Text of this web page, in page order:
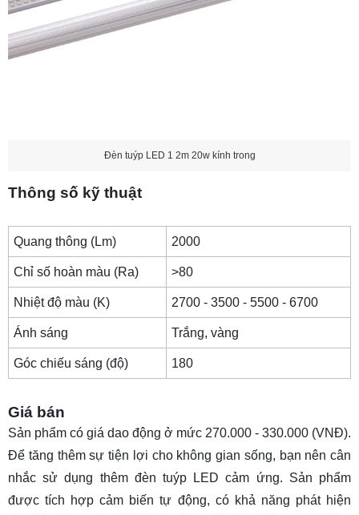
Đèn tuýp LED 1 2m 20w kính trong
Thông số kỹ thuật
Quang thông (Lm) 2000
Chỉ số hoàn màu (Ra) >80
Nhiệt độ màu (K) 2700 - 3500 - 5500 - 6700
Ánh sáng Trắng, vàng
Góc chiếu sáng (độ) 180
Giá bán
Sản phẩm có giá dao động ở mức 270.000 - 330.000 (VNĐ).
Để tăng thêm sự tiện lợi cho không gian sống, bạn nên cân
nhắc sử dụng thêm đèn tuýp LED cảm ứng. Sản phẩm
được tích hợp cảm biến tự động, có khả năng phát hiện